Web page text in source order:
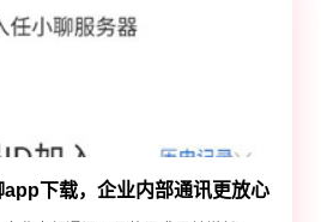
下载，企业内部通讯更放心